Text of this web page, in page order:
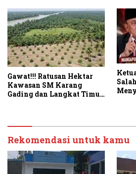
Gawat!!! Ratusan Hektar
Kawasan SM Karang
Gading dan Langkat Timur
Rekomendasi untuk kamu